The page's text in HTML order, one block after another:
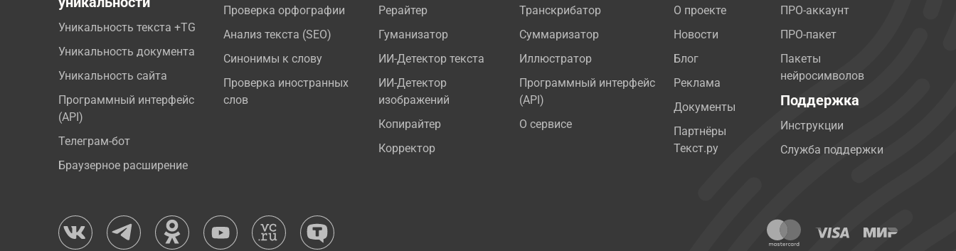
Уникальность текста +TG
Уникальность документа
Уникальность сайта
Программный интерфейс
(API)
Телеграм-бот
Браузерное расширение
Проверка орфографии
Анализ текста (SEO)
Синонимы к слову
Проверка иностранных
слов
Рерайтер
Гуманизатор
ИИ-Детектор текста
ИИ-Детектор
изображений
Копирайтер
Корректор
Транскрибатор
Суммаризатор
Иллюстратор
Программный интерфейс
(API)
О сервисе
О проекте
Новости
Блог
Реклама
Документы
Партнёры
Текст.ру
ПРО-аккаунт
ПРО-пакет
Пакеты
нейросимволов
Поддержка
Инструкции
Служба поддержки